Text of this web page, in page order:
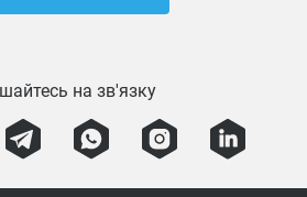
на зв'язку